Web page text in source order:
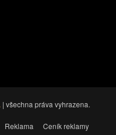
| všechna práva vyhrazena.
Reklama
Ceník reklamy